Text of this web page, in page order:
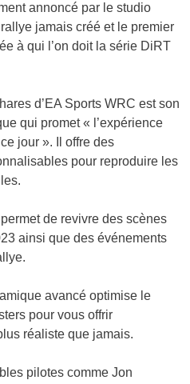
annoncé par le studio
jamais créé et le premier
à qui l’on doit la série DiRT
d’EA Sports WRC est son
qui promet « l’expérience
jour ». Il offre des
pour reproduire les
de revivre des scènes
ainsi que des événements
avancé optimise le
pour vous offrir
réaliste que jamais.
pilotes comme Jon